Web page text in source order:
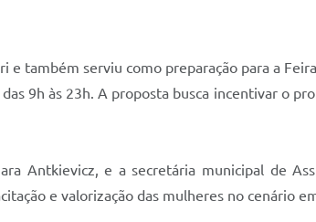
também serviu como preparação para a
9h às 23h. A proposta busca incentivar o
Antkievicz, e a secretária municipal de
e valorização das mulheres no cenário